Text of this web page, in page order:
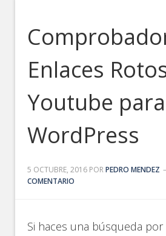
Enlaces
Youtube para
WordPress
5 OCTUBRE, 2016 PORPEDRO MENDEZ
COMENTARIO
Si haces una búsqueda